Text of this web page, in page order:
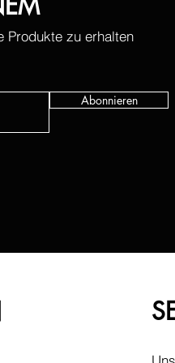
Produkte zu erhalten
Abonnieren